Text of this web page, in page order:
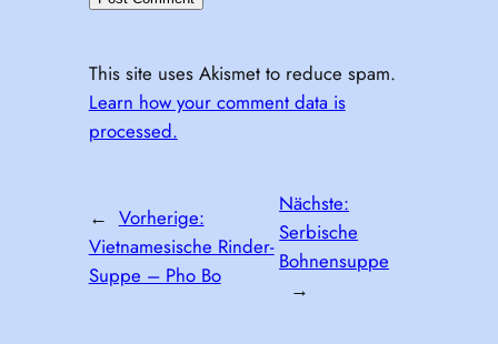
This site uses Akismet to reduce spam.
Learn how your comment data is
processed.
← Vorherige:
Vietnamesische Rinder-
Suppe – Pho Bo
Nächste:
Serbische
Bohnensuppe
→